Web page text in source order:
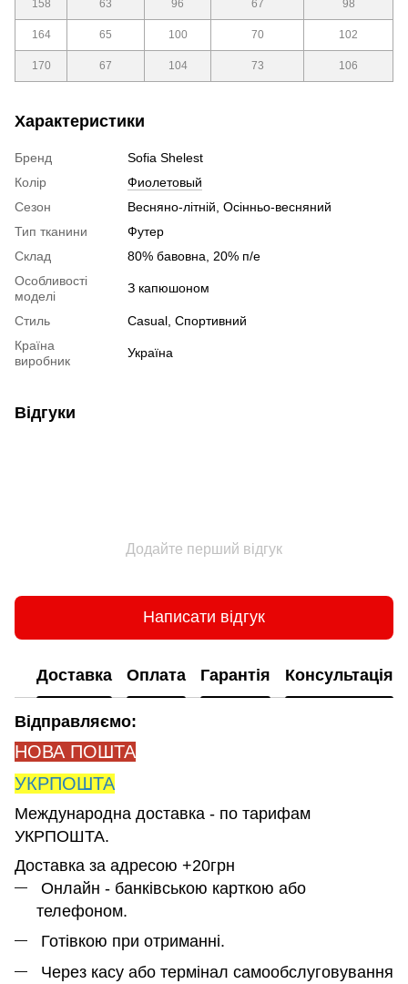
158 63 96 67 98
164 65 100 70 102
170 67 104 73 106
Характеристики
Бренд
Sofia Shelest
Колір
Фиолетовый
Сезон
Весняно-літній, Осінньо-весняний
Тип тканини
Футер
Склад
80% бавовна, 20% п/е
Особливості
моделі
З капюшоном
Стиль
Сasual, Спортивний
Країна
виробник
Україна
Відгуки
Додайте перший відгук
Написати відгук
Доставка Оплата Гарантія Консультація
Відправляємо:
НОВА ПОШТА
УКРПОШТА
Международна доставка - по тарифам
УКРПОШТА.
Доставка за адресою +20грн
Онлайн - банківською карткою або
телефоном.
Готівкою при отриманні.
Через касу або термінал самообслуговування